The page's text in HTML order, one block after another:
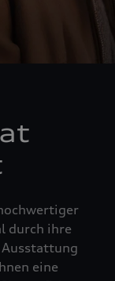
durch ihre
eine